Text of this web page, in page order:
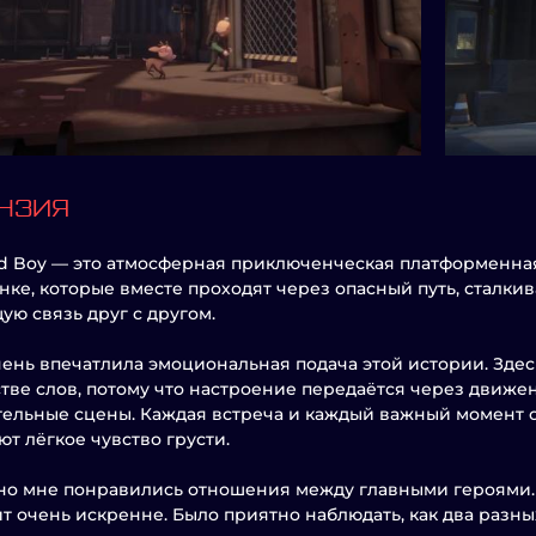
Boy — это атмосферная приключенческая
которые вместе проходят через опасный путь,
связь друг с другом.
впечатлила эмоциональная подача этой истории.
слов, потому что настроение передаётся через
сцены. Каждая встреча и каждый важный
лёгкое чувство грусти.
мне понравились отношения между главными героями.
очень искренне. Было приятно наблюдать, как два